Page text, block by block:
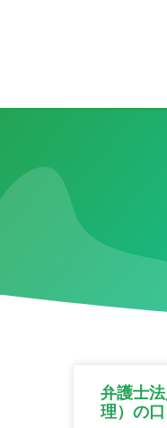
弁護士
理）の口